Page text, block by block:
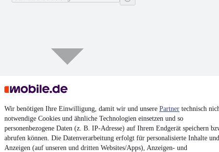
Wir benötigen Ihre Einwilligung, damit wir und unsere Partner technisch
notwendige Cookies und ähnliche Technologien einsetzen und so
personenbezogene Daten (z. B. IP-Adresse) auf Ihrem Endgerät speichern
abrufen können. Die Datenverarbeitung erfolgt für personalisierte Inhalte und
Anzeigen (auf unseren und dritten Websites/Apps), Anzeigen- und
Keine Inserate gefunden